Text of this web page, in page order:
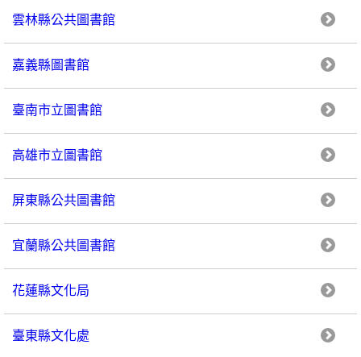
雲林縣公共圖書館
嘉義縣圖書館
臺南市立圖書館
高雄市立圖書館
屏東縣公共圖書館
宜蘭縣公共圖書館
花蓮縣文化局
臺東縣文化處